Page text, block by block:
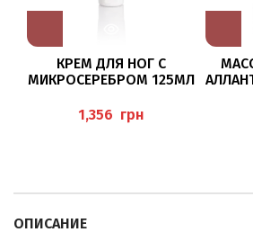
КРЕМ ДЛЯ НОГ С
МИКРОСЕРЕБРОМ 125МЛ
грн
ОПИСАНИЕ